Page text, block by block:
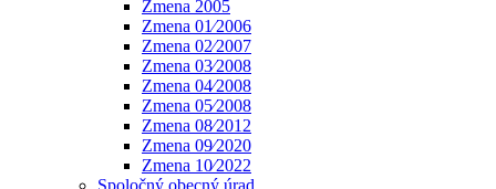
Zmena 2005
Zmena 01⁄2006
Zmena 02⁄2007
Zmena 03⁄2008
Zmena 04⁄2008
Zmena 05⁄2008
Zmena 08⁄2012
Zmena 09⁄2020
Zmena 10⁄2022
Spoločný obecný úrad